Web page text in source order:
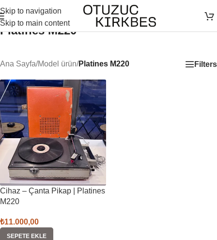
Skip to navigation
Skip to main content
Platines M220
Ana Sayfa/Model ürün/Platines M220 Filters
Cihaz – Çanta Pikap | Platines
M220
₺11.000,00
SEPETE EKLE